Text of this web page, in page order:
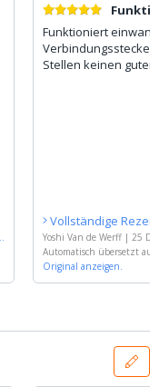
Funktioniert
Verbindungsstecker
Stellen keinen guten
Vollständige
Yoshi Van de Werff| 25
|Basierend auf'3 Meter
fen komplettes Set - Basic
Automatisch übersetzt
Original anzeigen.